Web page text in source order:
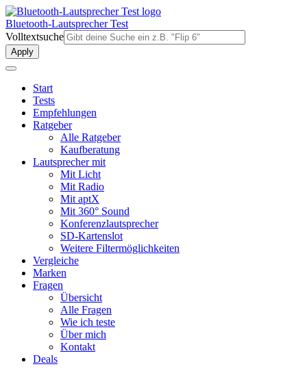
Direkt
zum
Inhalt
Bluetooth-Lautsprecher Test
Volltextsuche
Start
Tests
Empfehlungen
Ratgeber
Alle Ratgeber
Kaufberatung
Lautsprecher mit
Mit Licht
Mit Radio
Mit aptX
Mit 360° Sound
Konferenzlautsprecher
SD-Kartenslot
Weitere Filtermöglichkeiten
Vergleiche
Marken
Fragen
Übersicht
Alle Fragen
Wie ich teste
Über mich
Kontakt
Deals